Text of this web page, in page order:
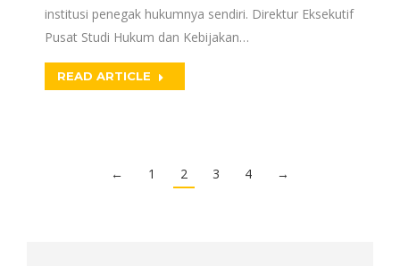
institusi penegak hukumnya sendiri. Direktur Eksekutif
Pusat Studi Hukum dan Kebijakan…
READ ARTICLE
← 1 2 3 4 →